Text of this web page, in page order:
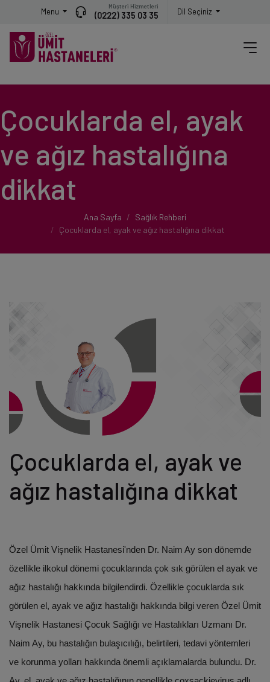
Menu
Müşteri Hizmetleri
(0222) 335 03 35 Dil Seçiniz
Çocuklarda el, ayak
ve ağız hastalığına
dikkat
Ana Sayfa
Sağlık Rehberi
Çocuklarda el, ayak ve ağız hastalığına dikkat
Çocuklarda el, ayak ve
ağız hastalığına dikkat
Özel Ümit Vişnelik Hastanesi'nden Dr. Naim Ay son dönemde
özellikle ilkokul dönemi çocuklarında çok sık görülen el ayak ve
ağız hastalığı hakkında bilgilendirdi. Özellikle çocuklarda sık
görülen el, ayak ve ağız hastalığı hakkında bilgi veren Özel Ümit
Vişnelik Hastanesi Çocuk Sağlığı ve Hastalıkları Uzmanı Dr.
Naim Ay, bu hastalığın bulaşıcılığı, belirtileri, tedavi yöntemleri
ve korunma yolları hakkında önemli açıklamalarda bulundu. Dr.